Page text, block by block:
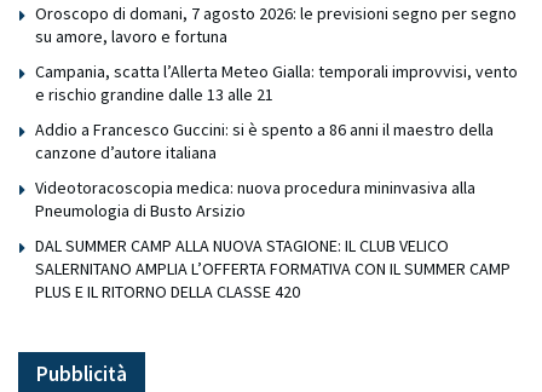
Oroscopo di domani, 7 agosto 2026: le previsioni segno per segno
su amore, lavoro e fortuna
Campania, scatta l’Allerta Meteo Gialla: temporali improvvisi, vento
e rischio grandine dalle 13 alle 21
Addio a Francesco Guccini: si è spento a 86 anni il maestro della
canzone d’autore italiana
Videotoracoscopia medica: nuova procedura mininvasiva alla
Pneumologia di Busto Arsizio
DAL SUMMER CAMP ALLA NUOVA STAGIONE: IL CLUB VELICO
SALERNITANO AMPLIA L’OFFERTA FORMATIVA CON IL SUMMER CAMP
PLUS E IL RITORNO DELLA CLASSE 420
Pubblicità